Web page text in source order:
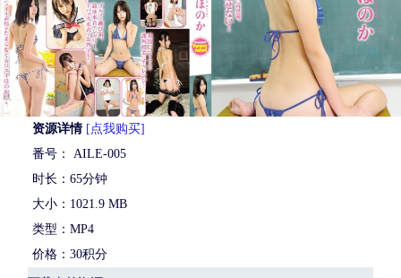
资源详情 [点我购买]
番号： AILE-005
时长：65分钟
大小：1021.9 MB
类型：MP4
价格：30积分